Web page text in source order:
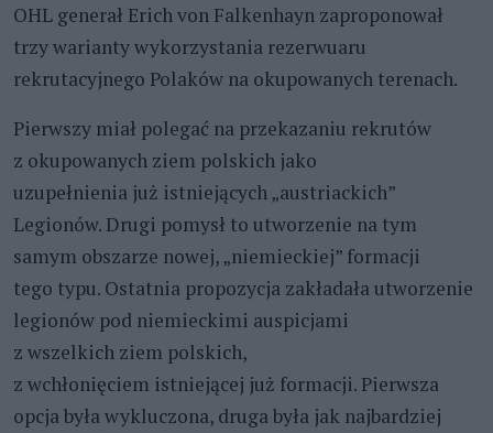
OHL generał Erich von Falkenhayn zaproponował
trzy warianty wykorzystania rezerwuaru
rekrutacyjnego Polaków na okupowanych terenach.
Pierwszy miał polegać na przekazaniu rekrutów
z okupowanych ziem polskich jako
uzupełnienia już istniejących „austriackich”
Legionów. Drugi pomysł to utworzenie na tym
samym obszarze nowej, „niemieckiej” formacji
tego typu. Ostatnia propozycja zakładała utworzenie
legionów pod niemieckimi auspicjami
z wszelkich ziem polskich,
z wchłonięciem istniejącej już formacji. Pierwsza
opcja była wykluczona, druga była jak najbardziej